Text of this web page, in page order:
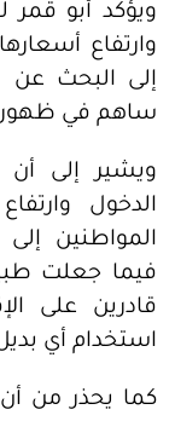
ويؤكد أبو قمر
وارتفاع
إلى البحث عن
ساهم في ظهور
ويشير إلى أن
الدخول
المواطنين إلى
فيما جعلت
قادرين على
استخدام أي
كما يحذر من